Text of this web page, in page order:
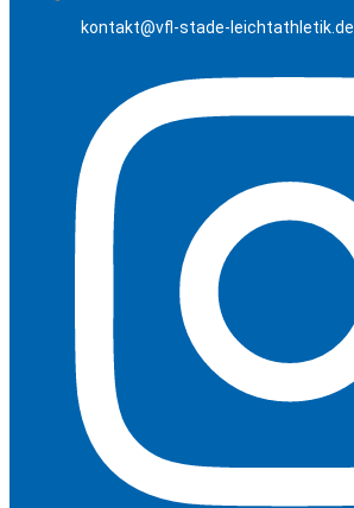
kontakt@vfl-stade-leichtathletik.de